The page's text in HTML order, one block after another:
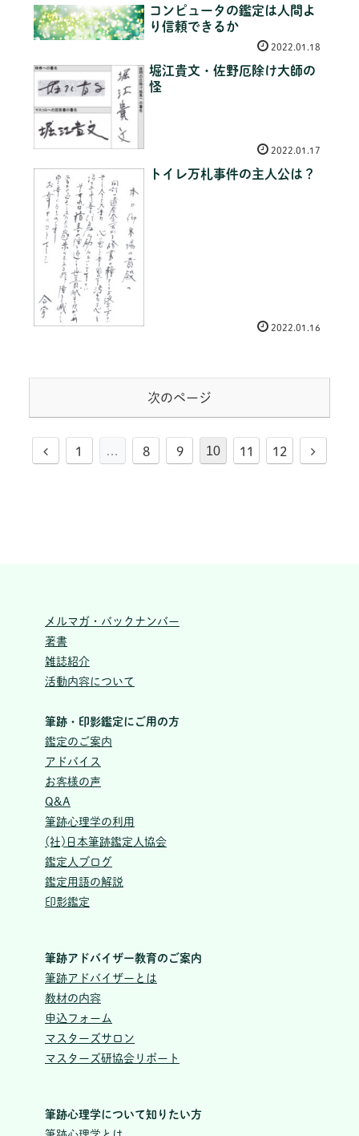
コンピュータの鑑定は人間よ
り信頼できるか
2022.01.18
堀江貴文・佐野厄除け大師の
怪
2022.01.17
トイレ万札事件の主人公は？
2022.01.16
次のページ
前 1 … 8 9 10 11 12 次
メルマガ・バックナンバー
著書
雑誌紹介
活動内容について
筆跡・印影鑑定にご用の方
鑑定のご案内
アドバイス
お客様の声
Q&A
筆跡心理学の利用
(社)日本筆跡鑑定人協会
鑑定人ブログ
鑑定用語の解説
印影鑑定
筆跡アドバイザー教育のご案内
筆跡アドバイザーとは
教材の内容
申込フォーム
マスターズサロン
マスターズ研協会リポート
筆跡心理学について知りたい方